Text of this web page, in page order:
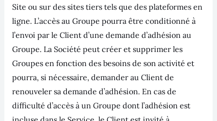
Site ou sur des sites tiers tels que des plateformes en
ligne. L’accès au Groupe pourra être conditionné à
l’envoi par le Client d’une demande d’adhésion au
Groupe. La Société peut créer et supprimer les
Groupes en fonction des besoins de son activité et
pourra, si nécessaire, demander au Client de
renouveler sa demande d’adhésion. En cas de
difficulté d’accès à un Groupe dont l’adhésion est